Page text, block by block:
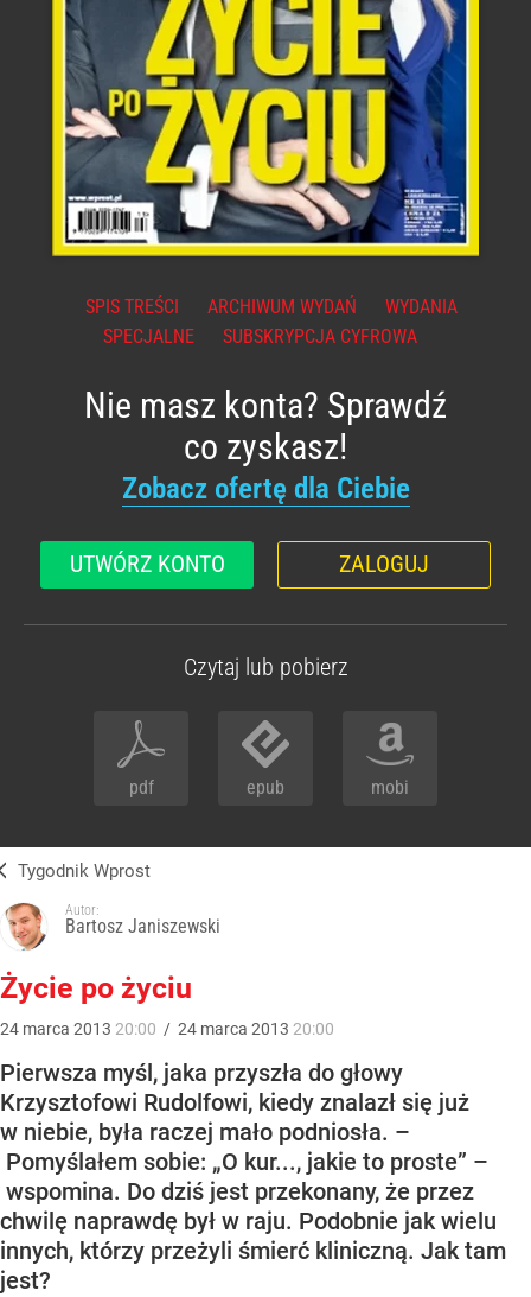
SPIS TREŚCI ARCHIWUM WYDAŃ
WYDANIA
SPECJALNE
SUBSKRYPCJA CYFROWA
Nie masz konta? Sprawdź
co zyskasz!
Zobacz ofertę dla Ciebie
UTWÓRZ KONTO ZALOGUJ
Czytaj lub pobierz
pdf epub mobi
Tygodnik Wprost
Autor:
Bartosz Janiszewski
Życie po życiu
24 marca 2013 20:00 / 24 marca 2013 20:00
Pierwsza myśl, jaka przyszła do głowy
Krzysztofowi Rudolfowi, kiedy znalazł się już
w niebie, była raczej mało podniosła. –
Pomyślałem sobie: „O kur..., jakie to proste” –
wspomina. Do dziś jest przekonany, że przez
chwilę naprawdę był w raju. Podobnie jak wielu
innych, którzy przeżyli śmierć kliniczną. Jak tam
jest?